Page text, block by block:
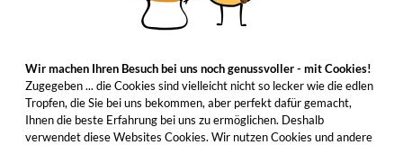
Wir machen Ihren Besuch bei uns noch genussvoller - mit Cookies!
Zugegeben ... die Cookies sind vielleicht nicht so lecker wie die edlen
Tropfen, die Sie bei uns bekommen, aber perfekt dafür gemacht,
Ihnen die beste Erfahrung bei uns zu ermöglichen. Deshalb
verwendet diese Websites Cookies. Wir nutzen Cookies und andere